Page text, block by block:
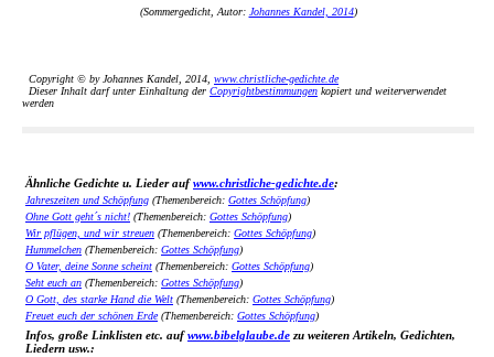
(Sommergedicht, Autor: Johannes Kandel, 2014)
Copyright © by Johannes Kandel, 2014, www.christliche-gedichte.de
Dieser Inhalt darf unter Einhaltung der Copyrightbestimmungen kopiert und weiterverwendet
werden
Ähnliche Gedichte u. Lieder aufwww.christliche-gedichte.de:
Jahreszeiten und Schöpfung (Themenbereich: Gottes Schöpfung)
Ohne Gott geht´s nicht! (Themenbereich: Gottes Schöpfung)
Wir pflügen, und wir streuen (Themenbereich: Gottes Schöpfung)
Hummelchen (Themenbereich: Gottes Schöpfung)
O Vater, deine Sonne scheint (Themenbereich: Gottes Schöpfung)
Seht euch an (Themenbereich: Gottes Schöpfung)
O Gott, des starke Hand die Welt (Themenbereich: Gottes Schöpfung)
Freuet euch der schönen Erde(Themenbereich: Gottes Schöpfung)
Infos, große Linklisten etc. aufwww.bibelglaube.de zu weiteren Artikeln, Gedichten,
Liedern usw.: